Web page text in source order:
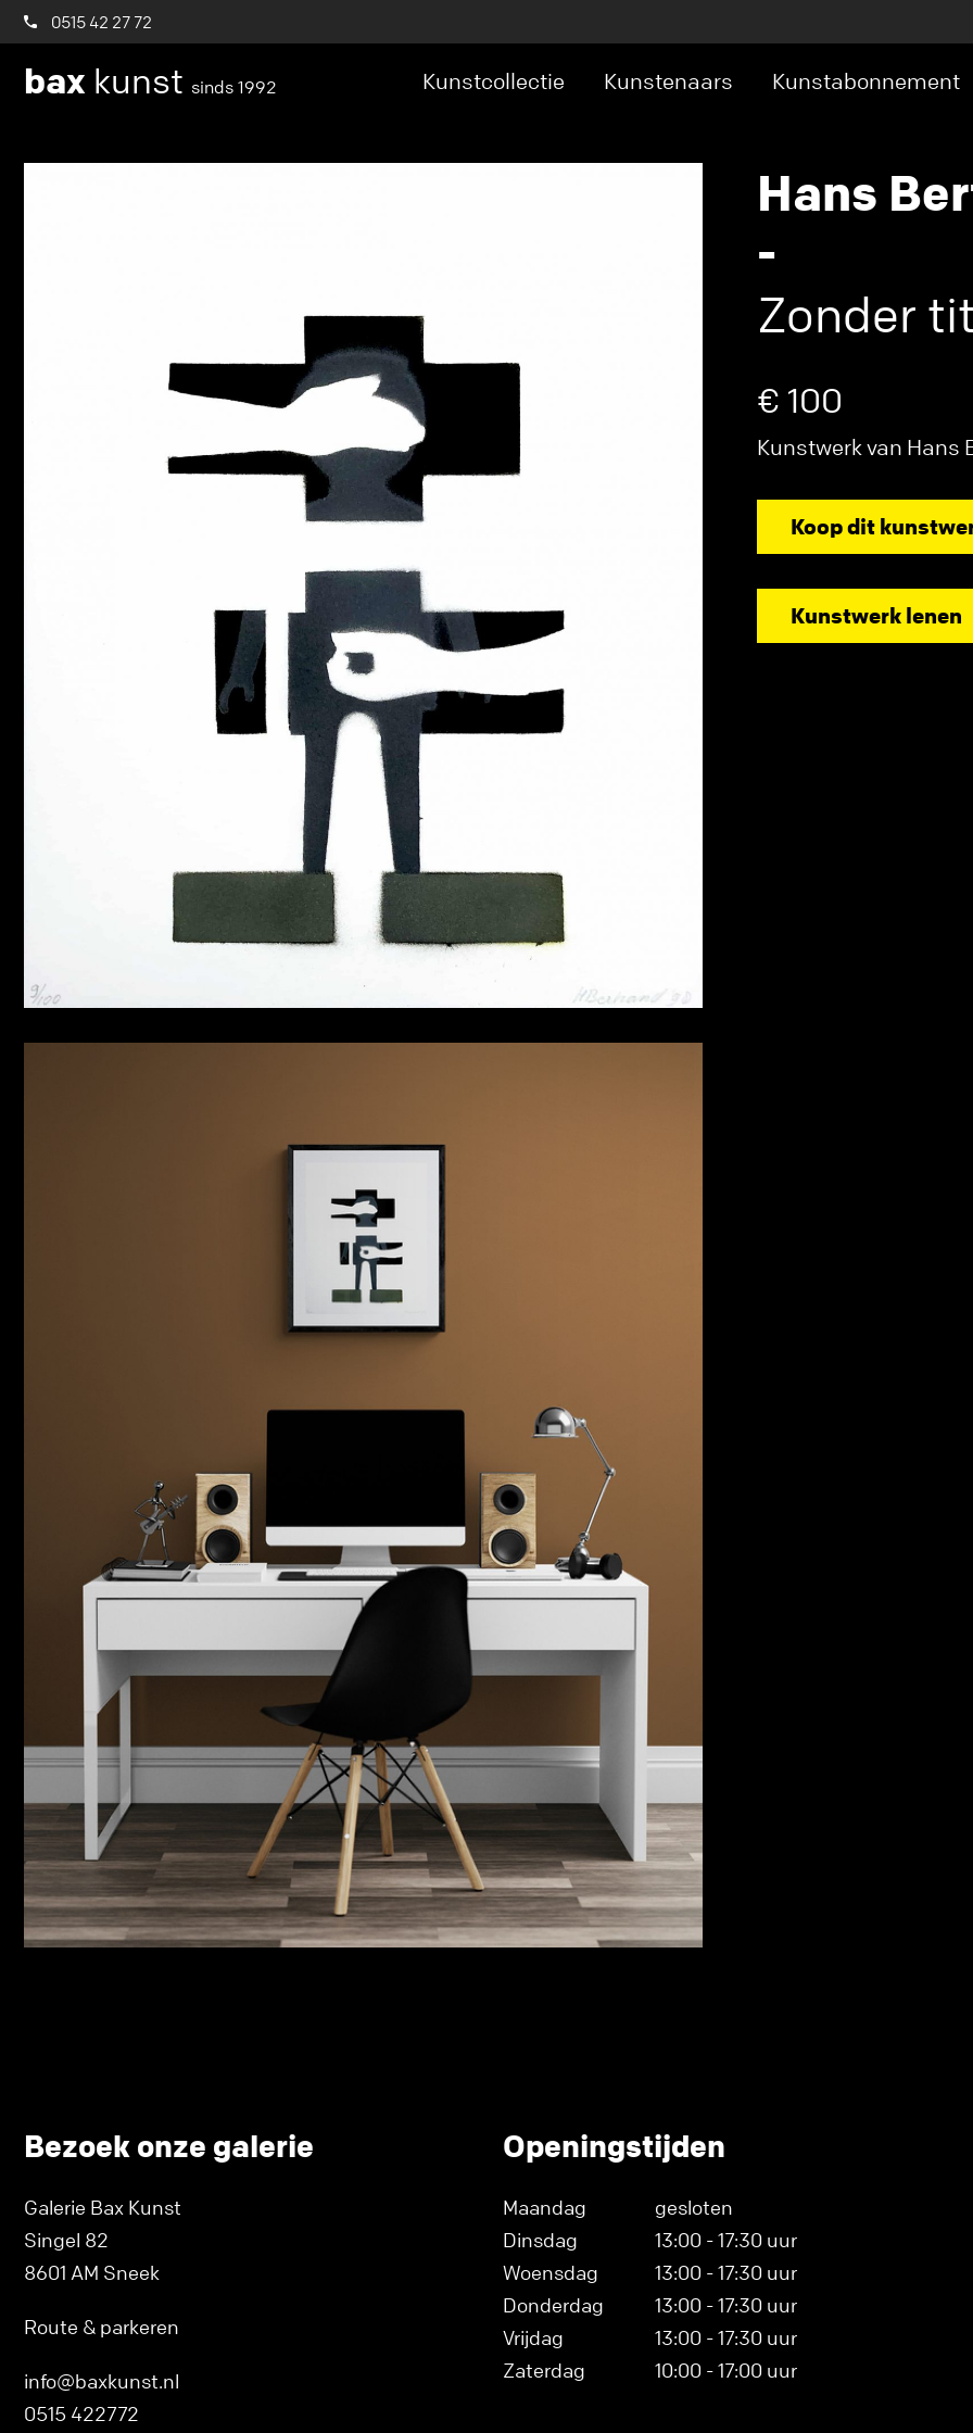
0515 42 27 72
bax kunst sinds 1992 Kunstcollectie Kunstenaars Kunstabonnement
Hans
-
Zonder
€ 100
Kunstwerk van Hans
Koop dit
Kunstwerk lenen
Bezoek onze galerie
Galerie Bax Kunst
Singel 82
8601 AM Sneek
Route & parkeren
info@baxkunst.nl
0515 422772
Openingstijden
Maandag
gesloten
Dinsdag
13:00 - 17:30 uur
Woensdag
13:00 - 17:30 uur
Donderdag
13:00 - 17:30 uur
Vrijdag
13:00 - 17:30 uur
Zaterdag
10:00 - 17:00 uur